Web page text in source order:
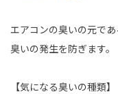
エアコンの臭いの元であ
臭いの発生を防ぎます。
【気になる臭いの種類】